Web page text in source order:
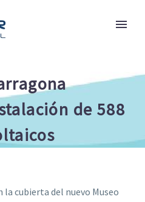
de 588
la cubierta del nuevo Museo